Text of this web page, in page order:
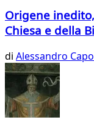
Origene
Chiesa e della
di Alessandro